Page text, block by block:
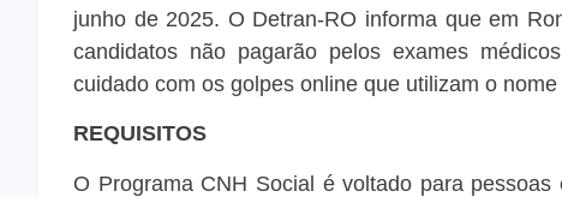
junho de 2025. O Detran-RO informa que em
candidatos não pagarão pelos exames
cuidado com os golpes online que utilizam o
REQUISITOS
O Programa CNH Social é voltado para